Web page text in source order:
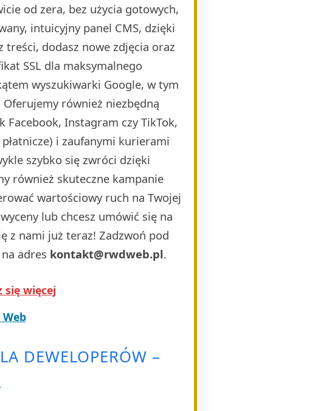
od zera, bez użycia gotowych,
intuicyjny panel CMS, dzięki
dodasz nowe zdjęcia oraz
SSL dla maksymalnego
wyszukiwarki Google, w tym
również niezbędną
Instagram czy TikTok,
i zaufanymi kurierami
szybko się zwróci dzięki
również skuteczne kampanie
wartościowy ruch na Twojej
lub chcesz umówić się na
z nami już teraz! Zadzwoń pod
adres kontakt@rwdweb.pl.
się więcej
DEWELOPERÓW –